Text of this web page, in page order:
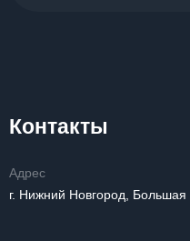
Контакты
Адрес
г. Нижний Новгород, Большая